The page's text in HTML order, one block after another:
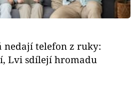
nedají telefon z ruky:
Lvi sdílejí hromadu